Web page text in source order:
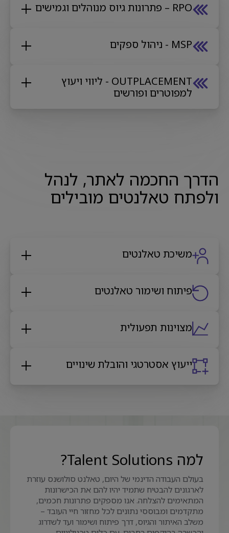
RPO – פתרונות גיוס מנוהלים וגמישים
MSP - ניהול ספקים
OUTPLACEMENT - ליווי ויעוץ
למפוטרים ופורשים
הדרך החכמה לאתר, לנהל
ולפתח טאלנטים מובילים
משיכת טאלנטים
פיתוח ושימור טאלנטים
מצוינות תפעולית
ייעוץ אסטרטגי והובלת שינויים
למה Talent Solutions?
בעולם העבודה הדינמי של היום, טאלנט סולושנס עוזרת
לארגונים להבטיח שתמיד יהיו להם את הכישרונות
המתאימים להצלחה. אנו מספקים פתרונות חכמים,
מתקדמים ומבוססי נתונים לכל מחזור חיי העובד –
משלב האיתור והגיוס, דרך פיתוח ושימור ועד לשדרוג